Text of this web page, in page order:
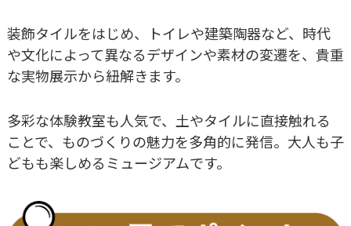
装飾タイルをはじめ、トイレや建築陶器など、時代
や文化によって異なるデザインや素材の変遷を、貴重
な実物展示から紐解きます。
多彩な体験教室も人気で、土やタイルに直接触れる
ことで、ものづくりの魅力を多角的に発信。大人も子
どもも楽しめるミュージアムです。